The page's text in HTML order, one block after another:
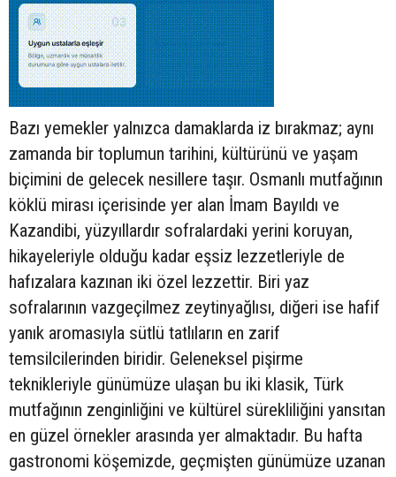
Bazı yemekler yalnızca damaklarda iz bırakmaz; aynı
zamanda bir toplumun tarihini, kültürünü ve yaşam
biçimini de gelecek nesillere taşır. Osmanlı mutfağının
köklü mirası içerisinde yer alan İmam Bayıldı ve
Kazandibi, yüzyıllardır sofralardaki yerini koruyan,
hikayeleriyle olduğu kadar eşsiz lezzetleriyle de
hafızalara kazınan iki özel lezzettir. Biri yaz
sofralarının vazgeçilmez zeytinyağlısı, diğeri ise hafif
yanık aromasıyla sütlü tatlıların en zarif
temsilcilerinden biridir. Geleneksel pişirme
teknikleriyle günümüze ulaşan bu iki klasik, Türk
mutfağının zenginliğini ve kültürel sürekliliğini yansıtan
en güzel örnekler arasında yer almaktadır. Bu hafta
gastronomi köşemizde, geçmişten günümüze uzanan